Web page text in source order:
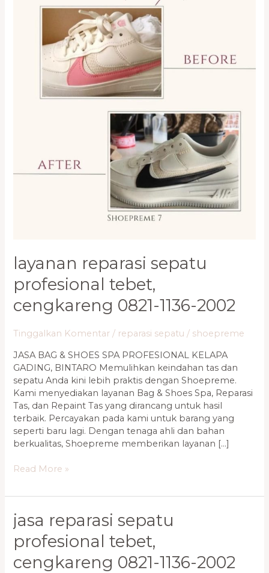
layanan reparasi sepatu
profesional tebet,
cengkareng 0821-1136-2002
Tinggalkan Komentar / reparasi sepatu / shoepreme
JASA BAG & SHOES SPA PROFESIONAL KELAPA
GADING, BINTARO Memulihkan keindahan tas dan
sepatu Anda kini lebih praktis dengan Shoepreme.
Kami menyediakan layanan Bag & Shoes Spa, Reparasi
Tas, dan Repaint Tas yang dirancang untuk hasil
terbaik. Percayakan pada kami untuk barang yang
seperti baru lagi. Dengan tenaga ahli dan bahan
berkualitas, Shoepreme memberikan layanan […]
Cengkareng
Read More »
jasa reparasi sepatu
profesional tebet,
cengkareng 0821-1136-2002
Jasa
Reparasi
Sepatu
Profesional
Tebet,